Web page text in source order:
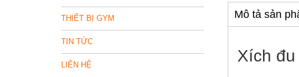
Mô tả sản
Xích
THIẾT BỊ GYM
TIN TỨC
LIÊN HỆ